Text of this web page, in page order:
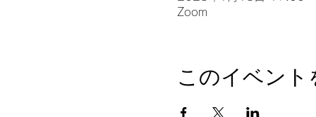
Zoom
このイベント